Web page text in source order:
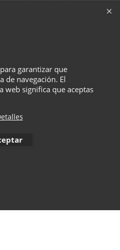
profesionales.
garantizar que
de navegación. El
web significa que aceptas